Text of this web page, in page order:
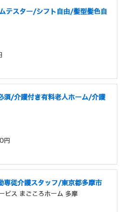
テスター/シフト自由/髪型髪色自
須/介護付き有料老人ホーム/介護
円
専従介護スタッフ/東京都多摩市
ビス まごころホーム 多摩